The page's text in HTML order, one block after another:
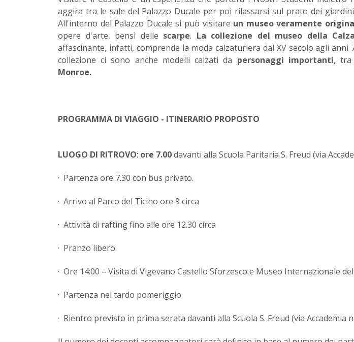
aggira tra le sale del Palazzo Ducale per poi rilassarsi sul prato dei
All'interno del Palazzo Ducale si può visitare un museo veramente
opere d'arte, bensì delle scarpe. La collezione del museo della
affascinante, infatti, comprende la moda calzaturiera dal XV secolo agli anni
collezione ci sono anche modelli calzati da personaggi importanti, tra
Monroe.
PROGRAMMA DI VIAGGIO - ITINERARIO PROPOSTO
LUOGO DI RITROVO: ore 7.00davanti alla Scuola Paritaria S. Freud (via
· Partenza ore 7.30 con bus privato.
· Arrivo al Parco del Ticino ore 9 circa
· Attività di rafting fino alle ore 12.30 circa
· Pranzo libero
· Ore 14:00 – Visita di Vigevano Castello Sforzesco e Museo Internazionale
· Partenza nel tardo pomeriggio
· Rientro previsto in prima serata davanti alla Scuola S. Freud (via Accademia